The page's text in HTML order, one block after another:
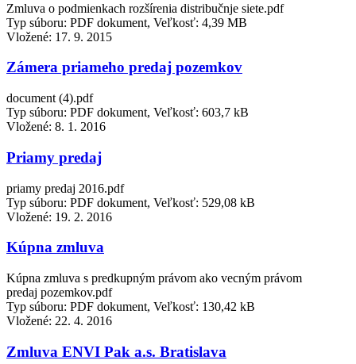
Zmluva o podmienkach rozšírenia distribučnje siete.pdf
Typ súboru: PDF dokument, Veľkosť: 4,39 MB
Vložené: 17. 9. 2015
Zámera priameho predaj pozemkov
document (4).pdf
Typ súboru: PDF dokument, Veľkosť: 603,7 kB
Vložené: 8. 1. 2016
Priamy predaj
priamy predaj 2016.pdf
Typ súboru: PDF dokument, Veľkosť: 529,08 kB
Vložené: 19. 2. 2016
Kúpna zmluva
Kúpna zmluva s predkupným právom ako vecným právom
predaj pozemkov.pdf
Typ súboru: PDF dokument, Veľkosť: 130,42 kB
Vložené: 22. 4. 2016
Zmluva ENVI Pak a.s. Bratislava